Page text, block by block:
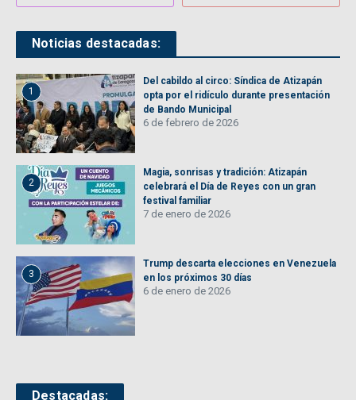
Noticias destacadas:
1
Del cabildo al circo: Síndica de Atizapán
opta por el ridículo durante presentación
de Bando Municipal
6 de febrero de 2026
2
Magia, sonrisas y tradición: Atizapán
celebrará el Día de Reyes con un gran
festival familiar
7 de enero de 2026
3
Trump descarta elecciones en Venezuela
en los próximos 30 días
6 de enero de 2026
Destacadas: